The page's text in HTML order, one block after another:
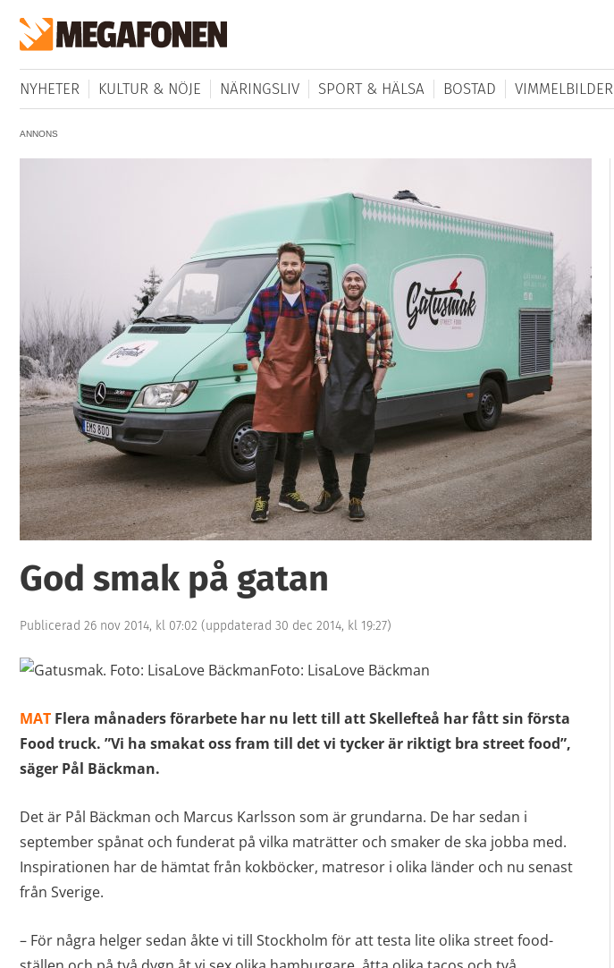
NYHETER KULTUR & NÖJE NÄRINGSLIV SPORT & HÄLSA BOSTAD VIMMELBILDER
ANNONS
God smak på gatan
Publicerad 26 nov 2014, kl 07:02 (uppdaterad 30 dec 2014, kl 19:27)
Foto: LisaLove Bäckman
MAT Flera månaders förarbete har nu lett till att Skellefteå har fått sin första
Food truck. ”Vi ha smakat oss fram till det vi tycker är riktigt bra street food”,
säger Pål Bäckman.
Det är Pål Bäckman och Marcus Karlsson som är grundarna. De har sedan i
september spånat och funderat på vilka maträtter och smaker de ska jobba med.
Inspirationen har de hämtat från kokböcker, matresor i olika länder och nu senast
från Sverige.
– För några helger sedan åkte vi till Stockholm för att testa lite olika street food-